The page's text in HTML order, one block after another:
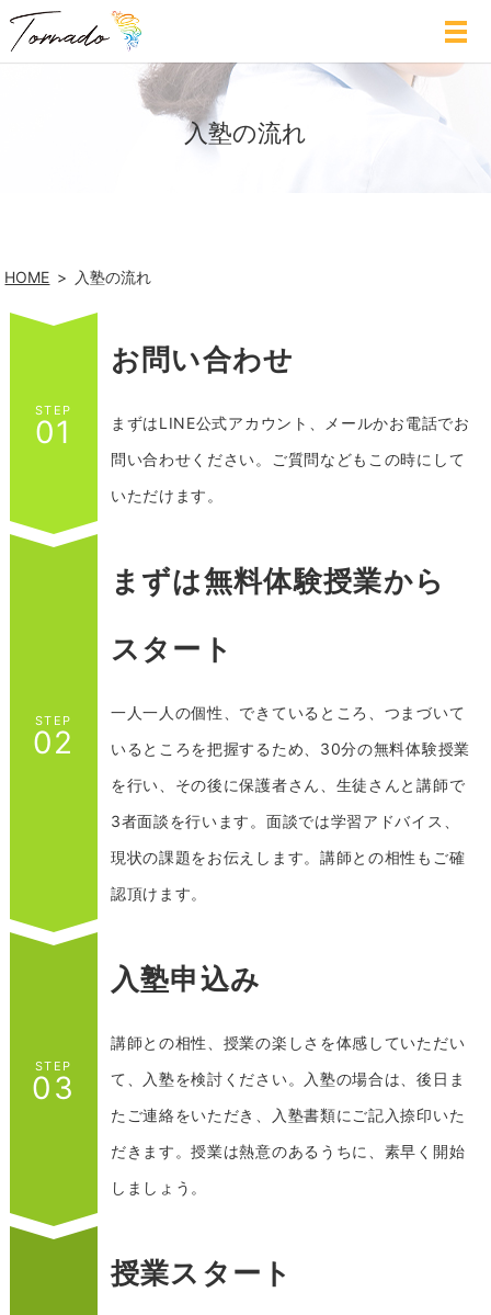
入塾の流れ
HOME 入塾の流れ
STEP
01
お問い合わせ
まずはLINE公式アカウント、メールかお電話でお
問い合わせください。
ご質問などもこの時にして
いただけます。
STEP
02
まずは無料体験授業から
スタート
一人一人の個性、できているところ、つまづいて
いるところを把握するため、 30分の無料体験授業
を行い、その後に保護者さん、生徒さんと講師で
3者面談を行います。 面談では学習アドバイス、
現状の課題をお伝えします。 講師との相性もご確
認頂けます。
STEP
03
入塾申込み
講師との相性、授業の楽しさを体感していただい
て、入塾を検討ください。
入塾の場合は、後日ま
たご連絡をいただき、入塾書類にご記入捺印いた
だきます。授業は熱意のあるうちに、素早く開始
しましょう。
授業スタート